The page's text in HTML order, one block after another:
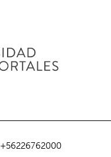
+56226762000